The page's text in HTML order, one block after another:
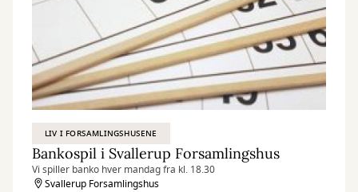
LIV I FORSAMLINGSHUSENE
Bankospil i Svallerup Forsamlingshus
Vi spiller banko hver mandag fra kl. 18.30
Svallerup Forsamlingshus